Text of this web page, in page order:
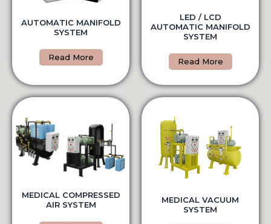
AUTOMATIC MANIFOLD
SYSTEM
Read More
LED / LCD
AUTOMATIC MANIFOLD
SYSTEM
Read More
MEDICAL COMPRESSED
AIR SYSTEM
MEDICAL VACUUM
SYSTEM